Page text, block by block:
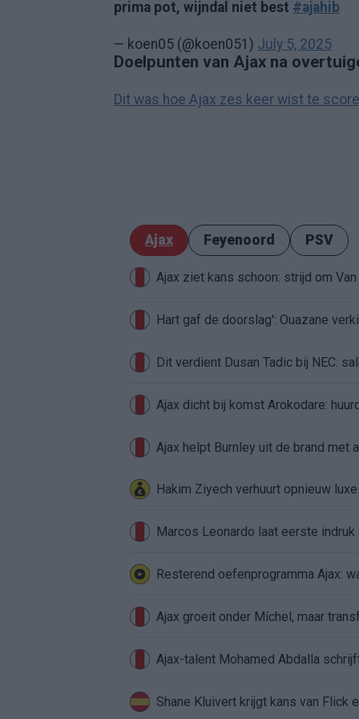
prima pot, wijndal niet best #ajahib
— koen05 (@koen051) July 5, 2025
Doelpunten van Ajax na
Dit was hoe Ajax zes keer wist te
Ajax Feyenoord PSV
Ajax ziet kans schoon: strijd om
Hart gaf de doorslag': Ouazane
Dit verdient Dusan Tadic bij NEC:
Ajax dicht bij komst Arokodare:
Ajax helpt Burnley uit de brand met
Hakim Ziyech verhuurt opnieuw
Marcos Leonardo laat eerste
Resterend oefenprogramma Ajax:
Ajax groeit onder Míchel, maar
Ajax-talent Mohamed Abdalla
Shane Kluivert krijgt kans van Flick